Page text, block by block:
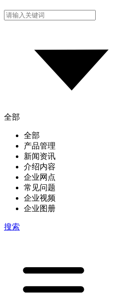
全部
全部
产品管理
新闻资讯
介绍内容
企业网点
常见问题
企业视频
企业图册
搜索